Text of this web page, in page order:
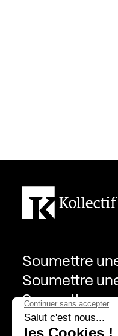
Soumettre
Soumettre
Soumettre